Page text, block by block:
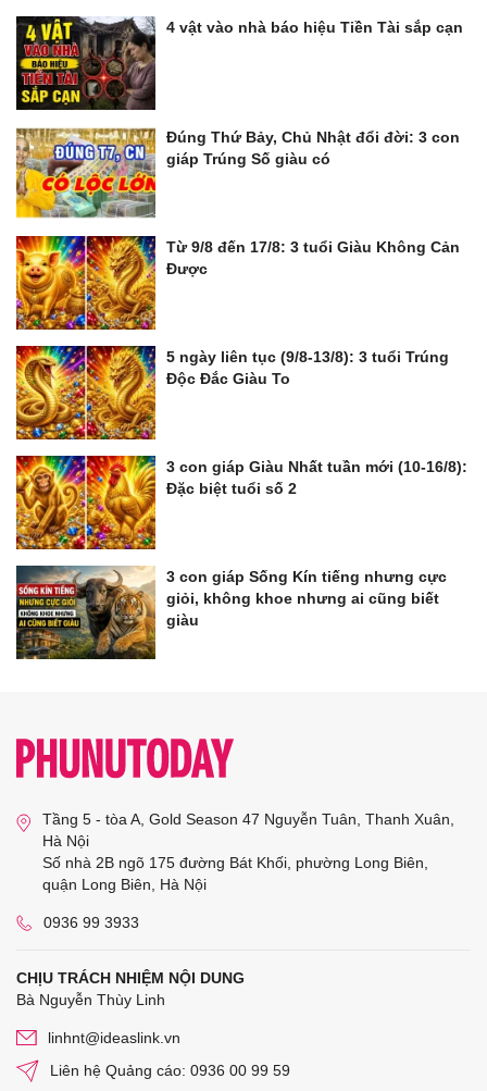
4 vật vào nhà báo hiệu Tiền Tài sắp cạn
Đúng Thứ Bảy, Chủ Nhật đổi đời: 3 con
giáp Trúng Số giàu có
Từ 9/8 đến 17/8: 3 tuổi Giàu Không Cản
Được
5 ngày liên tục (9/8-13/8): 3 tuổi Trúng
Độc Đắc Giàu To
3 con giáp Giàu Nhất tuần mới (10-16/8):
Đặc biệt tuổi số 2
3 con giáp Sống Kín tiếng nhưng cực
giỏi, không khoe nhưng ai cũng biết
giàu
Tầng 5 - tòa A, Gold Season 47 Nguyễn Tuân, Thanh Xuân,
Hà Nội
Số nhà 2B ngõ 175 đường Bát Khối, phường Long Biên,
quận Long Biên, Hà Nội
0936 99 3933
CHỊU TRÁCH NHIỆM NỘI DUNG
Bà Nguyễn Thùy Linh
linhnt@ideaslink.vn
Liên hệ Quảng cáo: 0936 00 99 59